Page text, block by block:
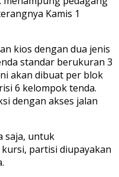
Kamis 1
kios dengan dua jenis
standar berukuran 3
akan dibuat per blok
6 kelompok tenda.
dengan akses jalan
saja, untuk
partisi diupayakan